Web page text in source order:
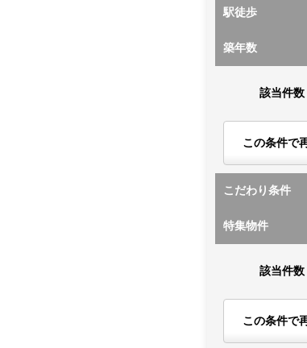
駅徒歩
築年数
該当件数
この条件で
こだわり条件
特集物件
該当件数
この条件で